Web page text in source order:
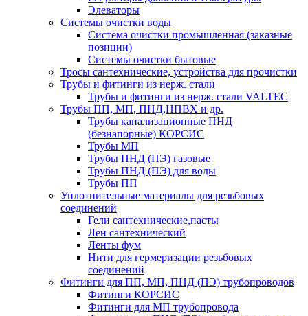
Элеваторы
Системы очистки воды
Система очистки промышленная (заказные
позиции)
Системы очистки бытовые
Тросы сантехнические, устройства для прочистки
Трубы и фитинги из нерж. стали
Трубы и фитинги из нерж. стали VALTEC
Трубы ПП, МП, ПНД,НПВХ и др.
Трубы канализационные ПНД
(безнапорные) КОРСИС
Трубы МП
Трубы ПНД (ПЭ) газовые
Трубы ПНД (ПЭ) для воды
Трубы ПП
Уплотнительные материалы для резьбовых
соединений
Гели сантехнические,пасты
Лен сантехнический
Ленты фум
Нити для гермеризации резьбовых
соединений
Фитинги для ПП, МП, ПНД (ПЭ) трубопроводов
Фитинги КОРСИС
Фитинги для МП трубопровода